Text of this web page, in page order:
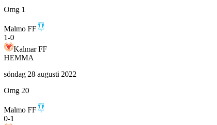
Omg 1
Malmo FF
1-0
Kalmar FF
HEMMA
söndag 28 augusti 2022
Omg 20
Malmo FF
0-1